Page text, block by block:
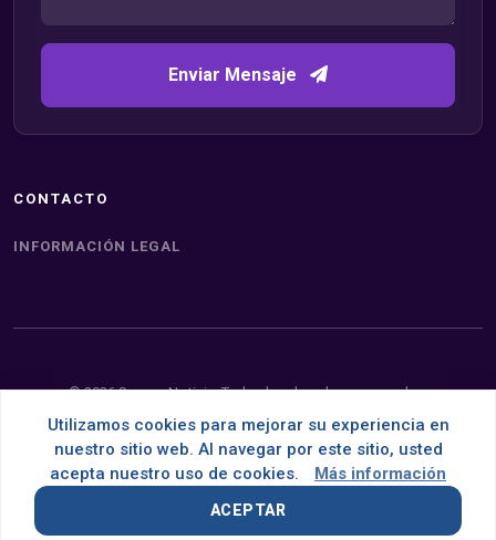
Enviar Mensaje
CONTACTO
INFORMACIÓN LEGAL
© 2026 Somos Noticia. Todos los derechos reservados.
Desarrollado con por OMNES
Utilizamos cookies para mejorar su experiencia en
nuestro sitio web. Al navegar por este sitio, usted
acepta nuestro uso de cookies.
Más información
ACEPTAR